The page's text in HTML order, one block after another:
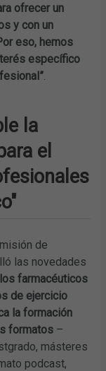
ofrecer un
y con un
eso, hemos
específico
la
el
de
las novedades
farmacéuticos
de ejercicio
la formación
formatos –
másteres
podcast,